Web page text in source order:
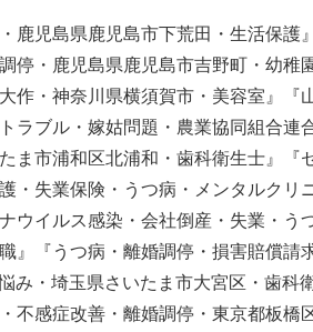
鹿児島県鹿児島市下荒田・生活保護』
停・鹿児島県鹿児島市吉野町・幼稚
作・神奈川県横須賀市・美容室』『
ラブル・嫁姑問題・農業協同組合連
ま市浦和区北浦和・歯科衛生士』『
・失業保険・うつ病・メンタルクリ
ウイルス感染・会社倒産・失業・う
』『うつ病・離婚調停・損害賠償請
み・埼玉県さいたま市大宮区・歯科
不感症改善・離婚調停・東京都板橋